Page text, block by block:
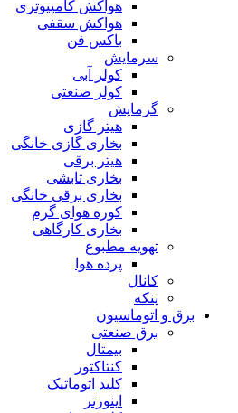
هواکش کامپیوتری
هواکش سقفی
باکس فن
سرمایش
کولر آبی
کولر صنعتی
گرمایش
هیتر گازی
بخاری گازی خانگی
هیتر برقی
بخاری تابشی
بخاری برقی خانگی
کوره هوای گرم
بخاری کارگاهی
تهویه مطبوع
پرده هوا
کانال
پنکه
برق و اتوماسیون
برق صنعتی
بیمتال
کنتاکتور
کلید اتوماتیک
اینورتر